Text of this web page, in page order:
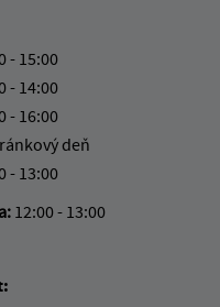
- 15:00
- 14:00
- 16:00
deň
- 13:00
12:00 - 13:00